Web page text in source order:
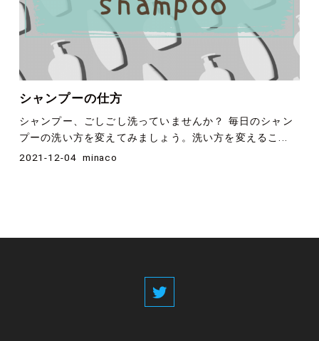
シャンプーの仕方
シャンプー、ごしごし洗っていませんか？ 毎日のシャン
プーの洗い方を変えてみましょう。洗い方を変えるこ...
2021-12-04 minaco